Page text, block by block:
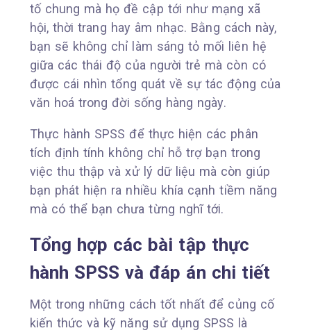
tố chung mà họ đề cập tới như mạng xã
hội, thời trang hay âm nhạc. Bằng cách này,
bạn sẽ không chỉ làm sáng tỏ mối liên hệ
giữa các thái độ của người trẻ mà còn có
được cái nhìn tổng quát về sự tác động của
văn hoá trong đời sống hàng ngày.
Thực hành SPSS để thực hiện các phân
tích định tính không chỉ hỗ trợ bạn trong
việc thu thập và xử lý dữ liệu mà còn giúp
bạn phát hiện ra nhiều khía cạnh tiềm năng
mà có thể bạn chưa từng nghĩ tới.
Tổng hợp các bài tập thực
hành SPSS và đáp án chi tiết
Một trong những cách tốt nhất để củng cố
kiến thức và kỹ năng sử dụng SPSS là